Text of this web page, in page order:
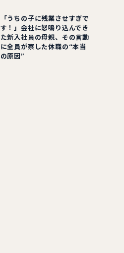
「うちの子に残業させすぎで
す！」会社に怒鳴り込んでき
た新入社員の母親、その言動
に全員が察した休職の“本当
の原因”